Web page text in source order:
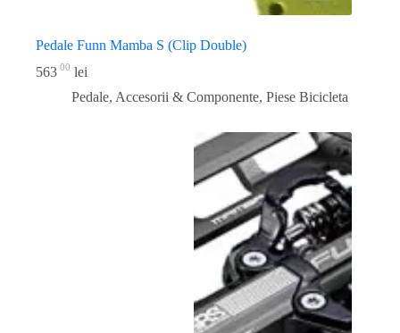
Pedale Funn Mamba S (Clip Double)
563 00 lei
Pedale, Accesorii & Componente, Piese Bicicleta